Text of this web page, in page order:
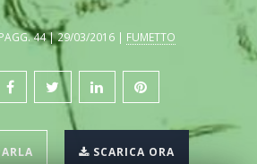
44 | 29/03/2016 | FUMETTO
SCARICA ORA